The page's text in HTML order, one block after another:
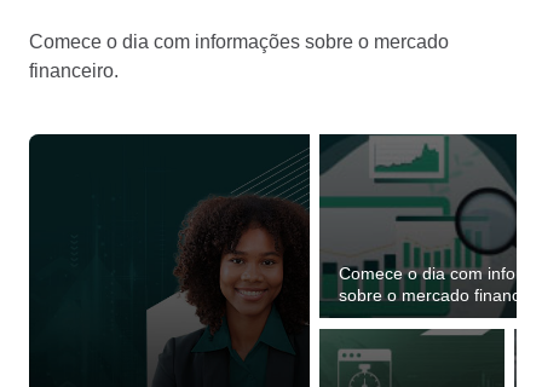
Comece o dia com informações sobre o mercado
financeiro.
Comece o dia com
sobre o mercado